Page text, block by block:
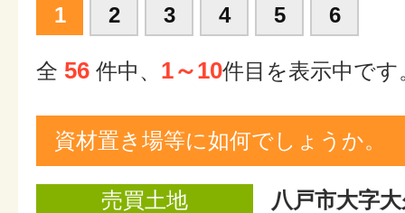
1 2 3 4 5 6
全 56 件中、 1～10件目を表示中です
資材置き場等に如何でしょうか。
売買土地
八戸市大字